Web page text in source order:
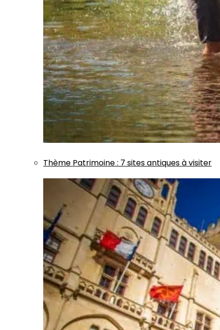
Thème Patrimoine: 7 sites antiques à visiter